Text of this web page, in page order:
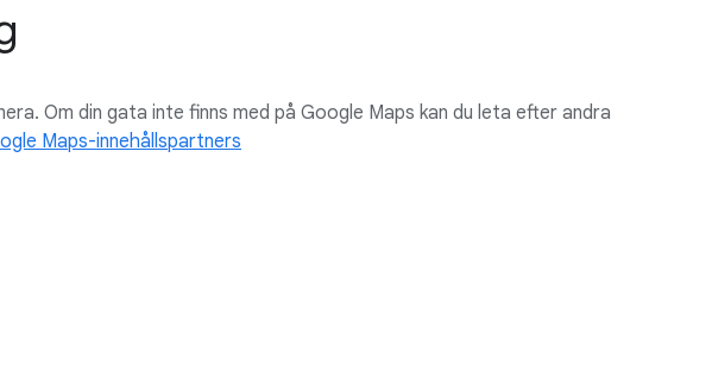
Om din gata inte finns med på Google Maps kan du leta efter andra
Maps-innehållspartners